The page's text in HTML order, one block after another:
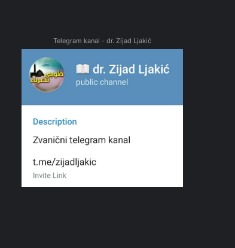
Telegram kanal - dr. Zijad Ljakić